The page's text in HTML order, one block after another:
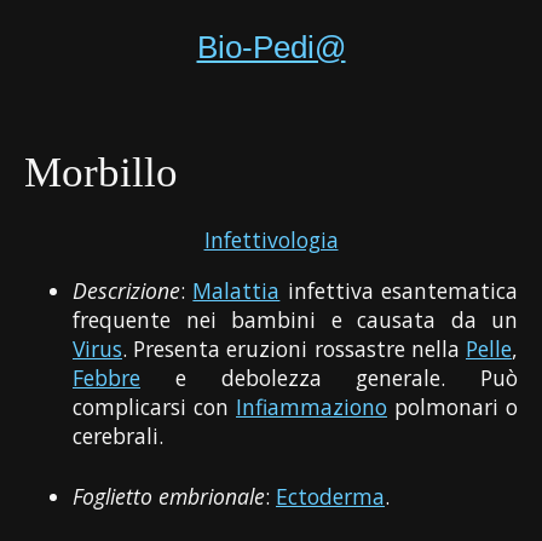
Bio-Pedi@
Morbillo
Infettivologia
Descrizione: Malattia infettiva esantematica
frequente nei bambini e causata da un
Virus. Presenta eruzioni rossastre nella Pelle,
Febbre e debolezza generale. Può
complicarsi con Infiammaziono polmonari o
cerebrali.
Foglietto embrionale: Ectoderma.